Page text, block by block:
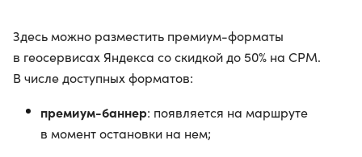
Здесь можно разместить премиум-форматы
в геосервисах Яндекса со скидкой до 50% на CPM.
В числе доступных форматов:
премиум-баннер: появляется на маршруте
в момент остановки на нем;